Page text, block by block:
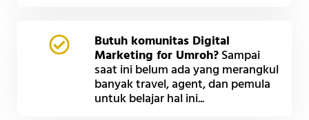
Butuh komunitas Digital
Marketing for Umroh?Sampai
saat ini belum ada yang merangkul
banyak travel, agent, dan pemula
untuk belajar hal ini...